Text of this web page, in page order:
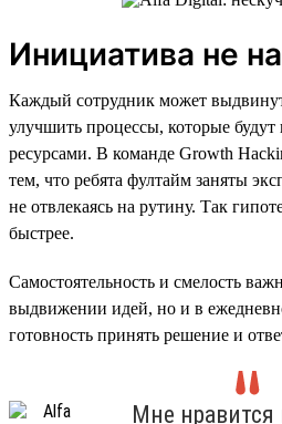
Инициатива не
Каждый сотрудник может
улучшить процессы, которые
ресурсами. В команде Growth
тем, что ребята фултайм заняты
не отвлекаясь на рутину. Так
быстрее.
Самостоятельность и смелость
выдвижении идей, но и в
готовность принять решение и
Мне нравится